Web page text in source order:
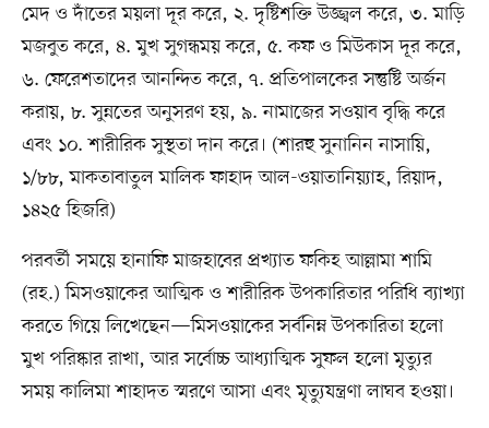
মেদ ও দাঁতের ময়লা দূর করে, ২. দৃষ্টিশক্তি উজ্জ্বল করে, ৩. মাড়ি
মজবুত করে, ৪. মুখ সুগন্ধময় করে, ৫. কফ ও মিউকাস দূর করে,
৬. ফেরেশতাদের আনন্দিত করে, ৭. প্রতিপালকের সন্তুষ্টি অর্জন
করায়, ৮. সুন্নতের অনুসরণ হয়, ৯. নামাজের সওয়াব বৃদ্ধি করে
এবং ১০. শারীরিক সুস্থতা দান করে। (শারহু সুনানিন নাসায়ি,
১/৮৮, মাকতাবাতুল মালিক ফাহাদ আল-ওয়াতানিয়্যাহ, রিয়াদ,
১৪২৫ হিজরি)
পরবর্তী সময়ে হানাফি মাজহাবের প্রখ্যাত ফকিহ আল্লামা শামি
(রহ.) মিসওয়াকের আত্মিক ও শারীরিক উপকারিতার পরিধি ব্যাখ্যা
করতে গিয়ে লিখেছেন—মিসওয়াকের সর্বনিম্ন উপকারিতা হলো
মুখ পরিষ্কার রাখা, আর সর্বোচ্চ আধ্যাত্মিক সুফল হলো মৃত্যুর
সময় কালিমা শাহাদত স্মরণে আসা এবং মৃত্যুযন্ত্রণা লাঘব হওয়া।